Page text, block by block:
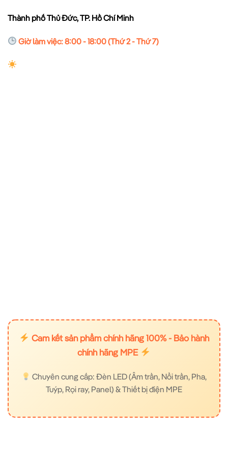
Thành phố Thủ Đức, TP. Hồ Chí Minh
Giờ làm việc: 8:00 - 18:00 (Thứ 2 - Thứ 7)
Cam kết sản phẩm chính hãng 100% - Bảo hành
chính hãng MPE
Chuyên cung cấp: Đèn LED (Âm trần, Nổi trần, Pha,
Tuýp, Rọi ray, Panel) & Thiết bị điện MPE